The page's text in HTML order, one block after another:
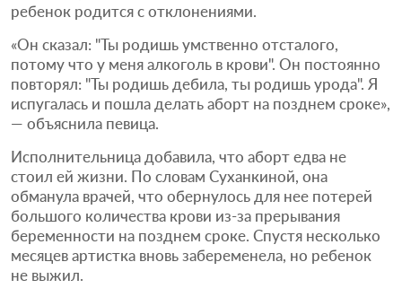
ребенок родится с отклонениями.
«Он сказал: "Ты родишь умственно отсталого,
потому что у меня алкоголь в крови". Он постоянно
повторял: "Ты родишь дебила, ты родишь урода". Я
испугалась и пошла делать аборт на позднем сроке»,
— объяснила певица.
Исполнительница добавила, что аборт едва не
стоил ей жизни. По словам Суханкиной, она
обманула врачей, что обернулось для нее потерей
большого количества крови из-за прерывания
беременности на позднем сроке. Спустя несколько
месяцев артистка вновь забеременела, но ребенок
не выжил.